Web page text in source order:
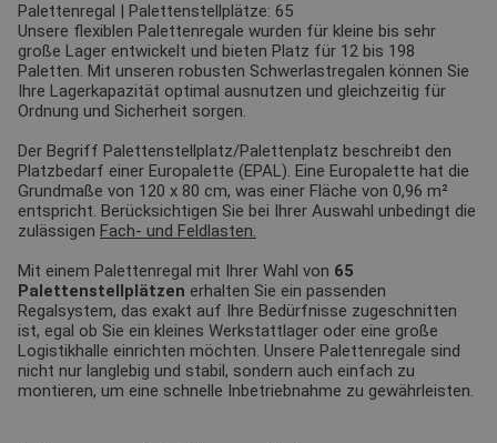
Palettenregal | Palettenstellplätze: 65
Unsere flexiblen Palettenregale wurden für kleine bis sehr
große Lager entwickelt und bieten Platz für 12 bis 198
Paletten. Mit unseren robusten Schwerlastregalen können Sie
Ihre Lagerkapazität optimal ausnutzen und gleichzeitig für
Ordnung und Sicherheit sorgen.
Der Begriff Palettenstellplatz/Palettenplatz beschreibt den
Platzbedarf einer Europalette (EPAL). Eine Europalette hat die
Grundmaße von 120 x 80 cm, was einer Fläche von 0,96 m²
entspricht. Berücksichtigen Sie bei Ihrer Auswahl unbedingt die
zulässigen Fach- und Feldlasten.
Mit einem Palettenregal mit Ihrer Wahl von 65
Palettenstellplätzen erhalten Sie ein passenden
Regalsystem, das exakt auf Ihre Bedürfnisse zugeschnitten
ist, egal ob Sie ein kleines Werkstattlager oder eine große
Logistikhalle einrichten möchten. Unsere Palettenregale sind
nicht nur langlebig und stabil, sondern auch einfach zu
montieren, um eine schnelle Inbetriebnahme zu gewährleisten.